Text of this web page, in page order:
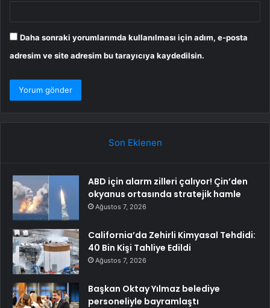
Daha sonraki yorumlarımda kullanılması için adım, e-posta
adresim ve site adresim bu tarayıcıya kaydedilsin.
Son Eklenen
ABD için alarm zilleri çalıyor! Çin’den
okyanus ortasında stratejik hamle
Ağustos 7, 2026
California’da Zehirli Kimyasal Tehdidi:
40 Bin Kişi Tahliye Edildi
Ağustos 7, 2026
Başkan Oktay Yılmaz belediye
personeliyle bayramlaştı